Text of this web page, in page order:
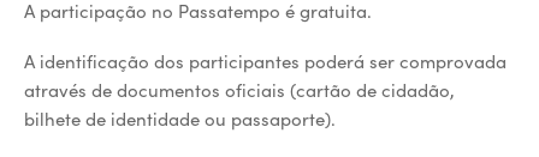
A participação no Passatempo é gratuita.
A identificação dos participantes poderá ser comprovada
através de documentos oficiais (cartão de cidadão,
bilhete de identidade ou passaporte).